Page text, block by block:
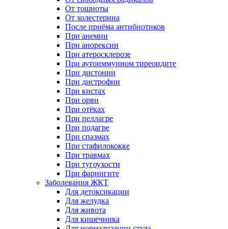
От тошноты
От холестерина
После приёма антибиотиков
При анемии
При анорексии
При атеросклерозе
При аутоиммунном тиреоидите
При дистонии
При дистрофии
При кистах
При орви
При отёках
При пеллагре
При подагре
При спазмах
При стафилококке
При травмах
При тугоухости
При фарингите
Заболевания ЖКТ
Для детоксикации
Для желудка
Для живота
Для кишечника